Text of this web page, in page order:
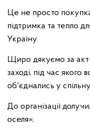
Це не просто
підтримка та тепло
Україну.
Щиро дякуємо за
заході, під час якого
об'єднались у
До організації
оселя»;